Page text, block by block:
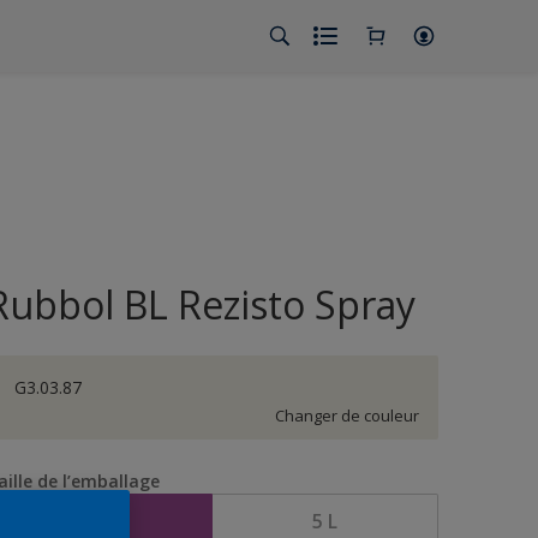
BL Rezisto Spray
G3.03.87
Changer de couleur
de l’emballage
5 L